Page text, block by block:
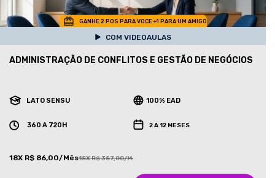
GANHE 2 POS PARA VOCE +1 PARA UM AMIGO
COM VIDEOAULAS
ADMINISTRAÇÃO DE CONFLITOS E GESTÃO DE NEGÓCIOS
LATO SENSU 100% EAD
360 A 720H 2 A 12 MESES
18X R$ 86,00/Mês18X R$ 387,00/Mês